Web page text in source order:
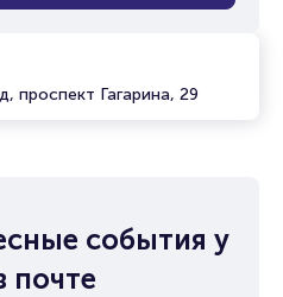
проспект Гагарина, 29
события у
почте